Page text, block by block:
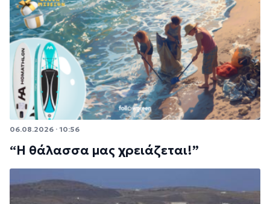
06.08.2026 · 10:56
“Η θάλασσα μας χρειάζεται!”